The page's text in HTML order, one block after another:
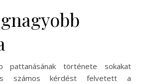
pattanásának története sokakat
számos kérdést felvetett a